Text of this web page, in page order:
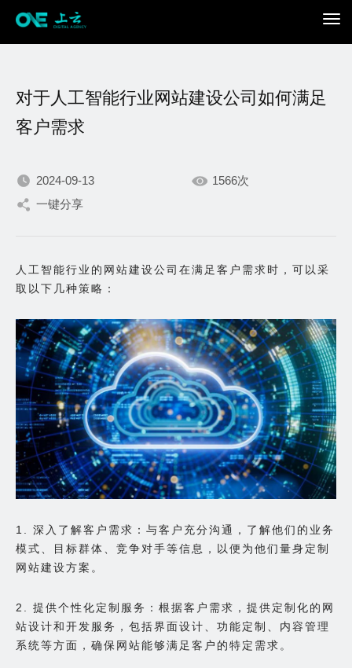
我们不断积累持续专注，
出色的你。
对于人工智能行业网站建设公司如何满足
客户需求
2024-09-13
1566次
一键分享
人工智能行业的网站建设公司在满足客户需求时，可以采
取以下几种策略：
1. 深入了解客户需求：与客户充分沟通，了解他们的业务
模式、目标群体、竞争对手等信息，以便为他们量身定制
网站建设方案。
2. 提供个性化定制服务：根据客户需求，提供定制化的网
站设计和开发服务，包括界面设计、功能定制、内容管理
系统等方面，确保网站能够满足客户的特定需求。